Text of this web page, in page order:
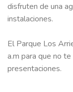
disfruten de una
instalaciones.
El Parque Los
a.m para que no
presentaciones.